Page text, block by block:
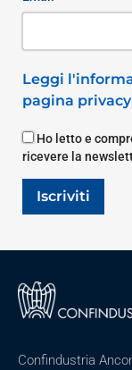
Leggi
pagina
Ho letto e
ricevere la
Iscriviti
Confindustria